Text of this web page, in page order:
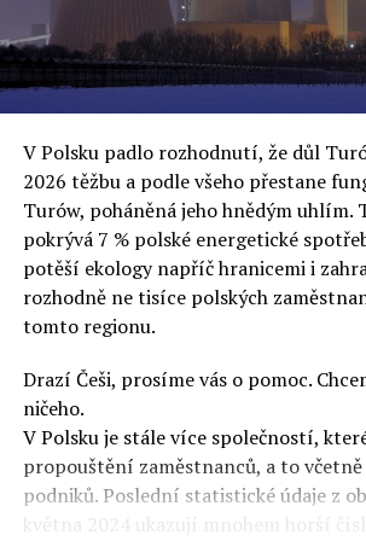
oslovuje své voliče, bublinu šílenců,
uvěří a nebudou se ptát na
Ziemkiewicz, redaktor týdeníku Do
dodal: „Když se nynějšímu vedení
podařilo prodat na aukci 10
000 euro, bylo to provládními médii
velký úspěch. Za vlády PiS se 14 koní
milionu euro, což bylo stejnou
komentováno jako konec polského
kontrolorů činnosti PiS ale určitě šlo
praní peněz či jinou nelegální
Tuskova čísla jsou ale ujetá i jinde,
Ziemkiewicz. „Ve vládní aféře PiS
Tusk tvrdil, že za vlády dnešní opozice
prodalo 600 000 víz do Polska. Byla na
vytvořena parlamentní vyšetřovací
ale pouze na to, že 220 víz do Polska
prostřednictvím úplatků uspíšeno,
V Polsku padlo rozhodnutí, že důl
2026 těžbu a podle všeho přestane
Turów, poháněná jeho hnědým uhlím.
pokrývá 7 % polské energetické
potěší ekology napříč hranicemi i
rozhodně ne tisíce polských
tomto regionu.
Drazí Češi, prosíme vás o pomoc.
ničeho.
V Polsku je stále více společností,
propouštění zaměstnanců, a to
podniků. Poslední statistické údaje z
května 2024 ukazují mnohem horší